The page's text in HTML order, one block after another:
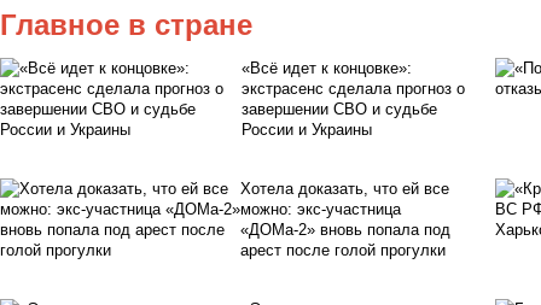
Главное в стране
«Всё идет к концовке»:
экстрасенс сделала прогноз о
завершении СВО и судьбе
России и Украины
Хотела доказать, что ей все
можно: экс-участница
«ДОМа-2» вновь попала под
арест после голой прогулки